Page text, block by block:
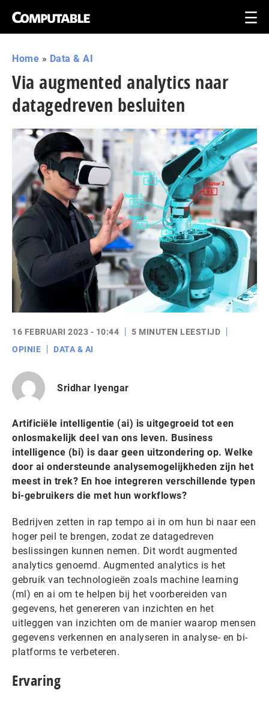
Home » Data & AI
Via augmented analytics naar
datagedreven besluiten
16 FEBRUARI 2023 - 10:44
5 MINUTEN LEESTIJD
OPINIE
DATA & AI
Sridhar Iyengar
Artificiële intelligentie (ai) is uitgegroeid tot een
onlosmakelijk deel van ons leven. Business
intelligence (bi) is daar geen uitzondering op. Welke
door ai ondersteunde analysemogelijkheden zijn het
meest in trek? En hoe integreren verschillende typen
bi-gebruikers die met hun workflows?
Bedrijven zetten in rap tempo ai in om hun bi naar een
hoger peil te brengen, zodat ze datagedreven
beslissingen kunnen nemen. Dit wordt augmented
analytics genoemd. Augmented analytics is het
gebruik van technologieën zoals machine learning
(ml) en ai om te helpen bij het voorbereiden van
gegevens, het genereren van inzichten en het
uitleggen van inzichten om de manier waarop mensen
gegevens verkennen en analyseren in analyse- en bi-
platforms te verbeteren.
Ervaring